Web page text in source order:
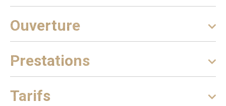
Ouverture
Prestations
Tarifs